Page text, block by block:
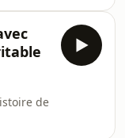
de
et un
ende